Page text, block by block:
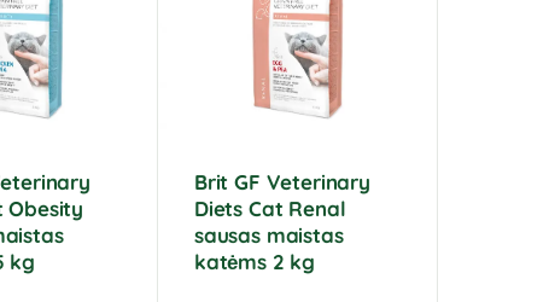
Obesity
kg
Brit GF Veterinary
Diets Cat Renal
sausas maistas
katėms 2 kg